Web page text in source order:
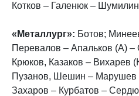
Котков – Галенюк –
«Металлург»: Ботов;
Перевалов – Апальков (А) –
Крюков, Казаков – Вихарев
Пузанов, Шешин – Марушев
Захаров – Курбатов –